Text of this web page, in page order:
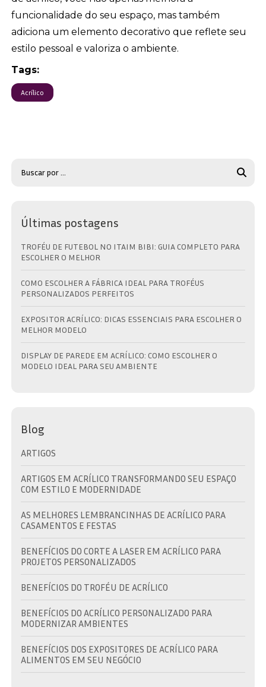
funcionalidade do seu espaço, mas também
adiciona um elemento decorativo que reflete seu
estilo pessoal e valoriza o ambiente.
Tags:
Acrílico
Últimas postagens
TROFÉU DE FUTEBOL NO ITAIM BIBI: GUIA COMPLETO PARA
ESCOLHER O MELHOR
COMO ESCOLHER A FÁBRICA IDEAL PARA TROFÉUS
PERSONALIZADOS PERFEITOS
EXPOSITOR ACRÍLICO: DICAS ESSENCIAIS PARA ESCOLHER O
MELHOR MODELO
DISPLAY DE PAREDE EM ACRÍLICO: COMO ESCOLHER O
MODELO IDEAL PARA SEU AMBIENTE
Blog
ARTIGOS
ARTIGOS EM ACRÍLICO TRANSFORMANDO SEU ESPAÇO
COM ESTILO E MODERNIDADE
AS MELHORES LEMBRANCINHAS DE ACRÍLICO PARA
CASAMENTOS E FESTAS
BENEFÍCIOS DO CORTE A LASER EM ACRÍLICO PARA
PROJETOS PERSONALIZADOS
BENEFÍCIOS DO TROFÉU DE ACRÍLICO
BENEFÍCIOS DO ACRÍLICO PERSONALIZADO PARA
MODERNIZAR AMBIENTES
BENEFÍCIOS DOS EXPOSITORES DE ACRÍLICO PARA
ALIMENTOS EM SEU NEGÓCIO